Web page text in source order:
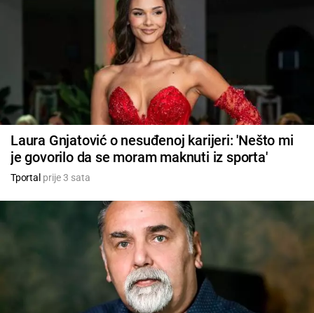
Laura Gnjatović o nesuđenoj karijeri: 'Nešto mi
je govorilo da se moram maknuti iz sporta'
Tportal prije 3 sata